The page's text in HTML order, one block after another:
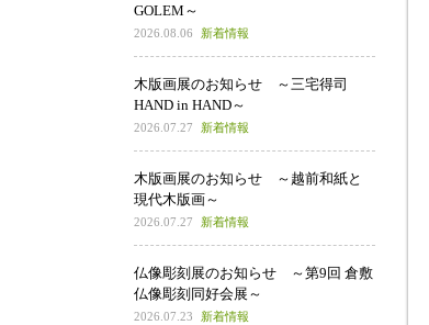
GOLEM～
2026.08.06 新着情報
木版画展のお知らせ ～三宅得司
HAND in HAND～
2026.07.27 新着情報
木版画展のお知らせ ～越前和紙と
現代木版画～
2026.07.27 新着情報
仏像彫刻展のお知らせ ～第9回 倉敷
仏像彫刻同好会展～
2026.07.23 新着情報